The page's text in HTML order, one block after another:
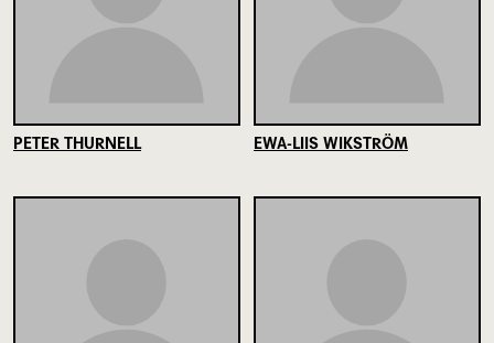
PETER THURNELL EWA-LIIS WIKSTRÖM